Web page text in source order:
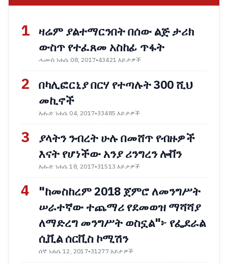
1 ዛሬም ያልተማርንበት በሰው ልጅ ታሪክ
ውስጥ የተፈጸመ አስከፊ ጥፋት
ሓሙስ ነሐሴ 08, 2017•43421 እይታዎች
2 በካሊፎርኒያ በርሃ የተጣሉት 300 ሺህ
መኪኖች
እሑድ ነሐሴ 04, 2017•33485 እይታዎች
3
ያላትን ንብረት ሁሉ በመሸጥ የብዙዎች
እናት የሆነችው አንያ ሪንግረን ሎቨን
እሑድ ነሐሴ 18, 2017•31513 እይታዎች
4
"ከመስከረም 2018 ጀምሮ ለመንግሥት
ሠራተኛው ተጨማሪ የደመወዝ ማሻሻያ
ለማድረግ መንግሥት ወስኗል"፦ የፌደራል
ሲቪል ሰርቪስ ኮሚሽን
ሰኞ ነሐሴ 12, 2017•31277 እይታዎች